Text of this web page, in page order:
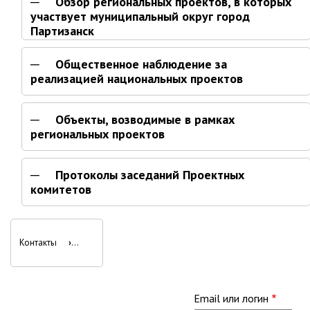
Партизанского городского
округа»
Историческая справка
Почётные жители
Фотогалерея
города
Старые фотографии нашего
города (продолжение)
Старые фотографии города
Старый и новый Партизанск
Сучанские каменноугольные копи
Книга «Партизанску 125 лет. Город в
Книга "Партизанск. Энергия времени."
участвует муниципальный округ город
Партизанск
Общественное наблюдение за
реализацией национальных проектов
Объекты, возводимые в рамках
региональных проектов
Протоколы заседаний Проектных
комитетов
Перекрёстные
ссылки
Контакты ›
Email или логин